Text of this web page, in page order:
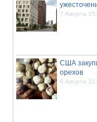
7 Августа
США
орехов
6 Августа